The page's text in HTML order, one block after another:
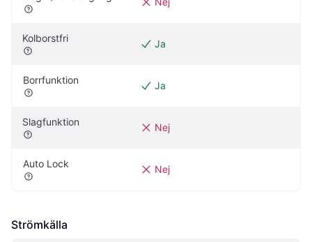
Kolborstfri Ja
Borrfunktion Ja
Slagfunktion Nej
Auto Lock Nej
Strömkälla